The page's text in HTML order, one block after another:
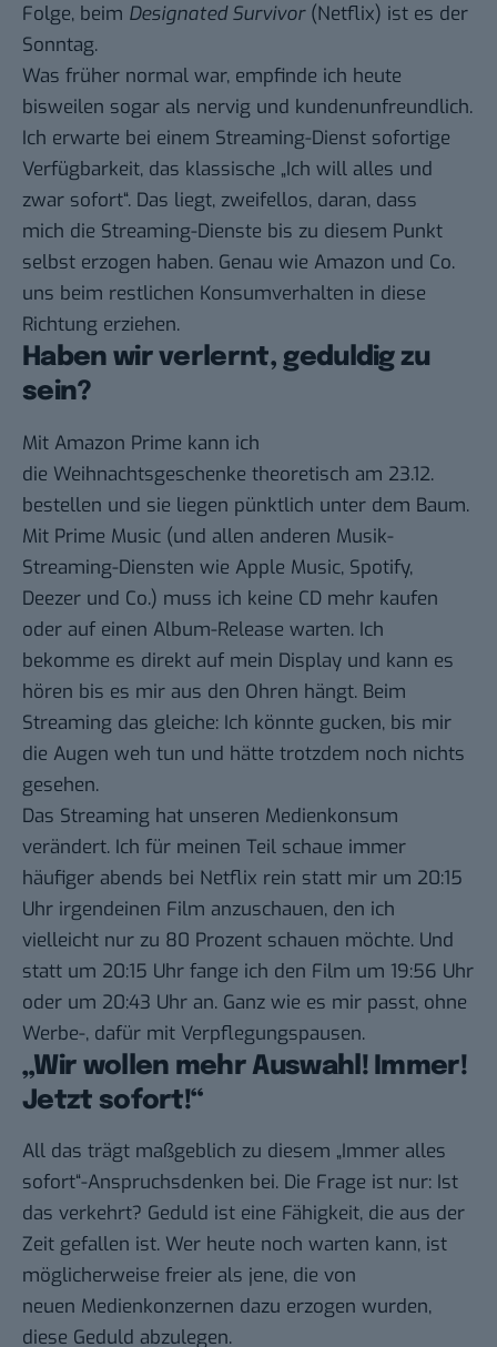
Folge, beim Designated Survivor(Netflix) ist es der
Sonntag.
Was früher normal war, empfinde ich heute
bisweilen sogar als nervig und kundenunfreundlich.
Ich erwarte bei einem Streaming-Dienst sofortige
Verfügbarkeit, das klassische „Ich will alles und
zwar sofort“. Das liegt, zweifellos, daran, dass
mich die Streaming-Dienste bis zu diesem Punkt
selbst erzogen haben. Genau wie Amazon und Co.
uns beim restlichen Konsumverhalten in diese
Richtung erziehen.
Haben wir verlernt, geduldig zu
sein?
Mit Amazon Prime kann ich
die Weihnachtsgeschenke theoretisch am 23.12.
bestellen und sie liegen pünktlich unter dem Baum.
Mit Prime Music (und allen anderen Musik-
Streaming-Diensten wie Apple Music, Spotify,
Deezer und Co.) muss ich keine CD mehr kaufen
oder auf einen Album-Release warten. Ich
bekomme es direkt auf mein Display und kann es
hören bis es mir aus den Ohren hängt. Beim
Streaming das gleiche: Ich könnte gucken, bis mir
die Augen weh tun und hätte trotzdem noch nichts
gesehen.
Das Streaming hat unseren Medienkonsum
verändert. Ich für meinen Teil schaue immer
häufiger abends bei Netflix rein statt mir um 20:15
Uhr irgendeinen Film anzuschauen, den ich
vielleicht nur zu 80 Prozent schauen möchte. Und
statt um 20:15 Uhr fange ich den Film um 19:56 Uhr
oder um 20:43 Uhr an. Ganz wie es mir passt, ohne
Werbe-, dafür mit Verpflegungspausen.
„Wir wollen mehr Auswahl! Immer!
Jetzt sofort!“
All das trägt maßgeblich zu diesem „Immer alles
sofort“-Anspruchsdenken bei. Die Frage ist nur: Ist
das verkehrt? Geduld ist eine Fähigkeit, die aus der
Zeit gefallen ist. Wer heute noch warten kann, ist
möglicherweise freier als jene, die von
neuen Medienkonzernen dazu erzogen wurden,
diese Geduld abzulegen.